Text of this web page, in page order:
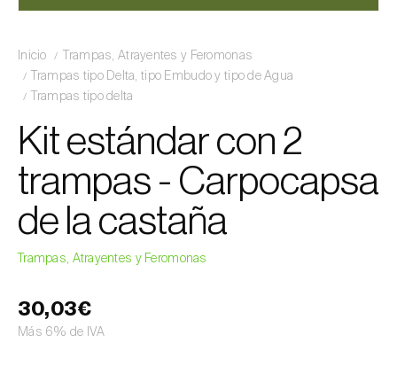
Inicio
Trampas, Atrayentes y Feromonas
Trampas tipo Delta, tipo Embudo y tipo de Agua
Trampas tipo delta
Kit estándar con 2
trampas - Carpocapsa
de la castaña
Trampas, Atrayentes y Feromonas
30,03€
Más 6% de IVA